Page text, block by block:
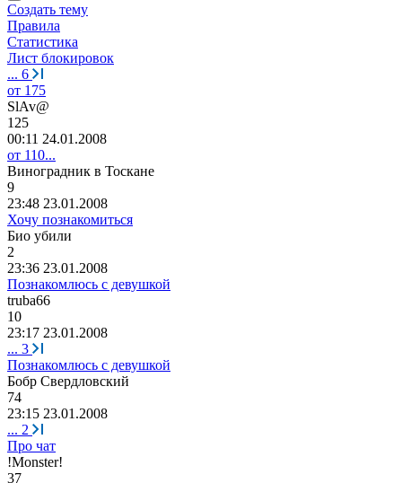
Создать тему
Правила
Статистика
Лист блокировок
... 6
от 175
SlAv@
125
00:11 24.01.2008
от 110...
Виноградник в Тоскане
9
23:48 23.01.2008
Хочу познакомиться
Био убили
2
23:36 23.01.2008
Познакомлюсь с девушкой
truba66
10
23:17 23.01.2008
... 3
Познакомлюсь с девушкой
Бобр Свердловский
74
23:15 23.01.2008
... 2
Про чат
!Monster!
37